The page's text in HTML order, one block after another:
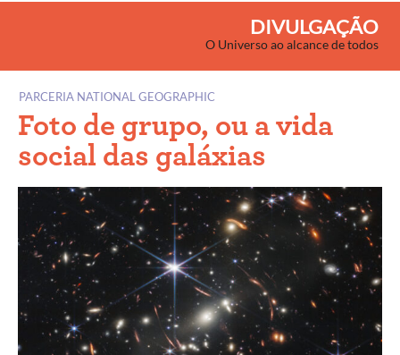
DIVULGAÇÃO
O Universo ao alcance de todos
PARCERIA NATIONAL GEOGRAPHIC
Foto de grupo, ou a vida
social das galáxias